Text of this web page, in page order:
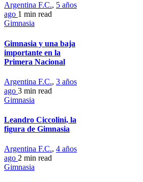
Argentina F.C., 5 años
ago 1 min read
Gimnasia
Gimnasia y una baja
importante en la
Primera Nacional
Argentina F.C., 3 años
ago 3 min read
Gimnasia
Leandro Ciccolini, la
figura de Gimnasia
Argentina F.C., 4 años
ago 2 min read
Gimnasia